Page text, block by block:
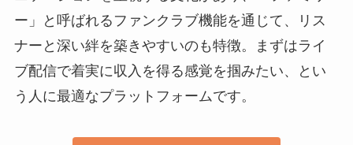
ー」と呼ばれるファンクラブ機能を通じて、リス
ナーと深い絆を築きやすいのも特徴。まずはライ
ブ配信で着実に収入を得る感覚を掴みたい、とい
う人に最適なプラットフォームです。